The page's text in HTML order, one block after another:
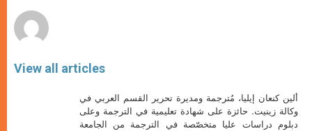
View all articles
ألين كنعان إيليا، مُترجمة ومديرة تحرير القسم العربي في
وكالة زينيت. حائزة على شهادة تعليمية في الترجمة وعلى
دبلوم دراسات عليا متخصّصة في الترجمة من الجامعة